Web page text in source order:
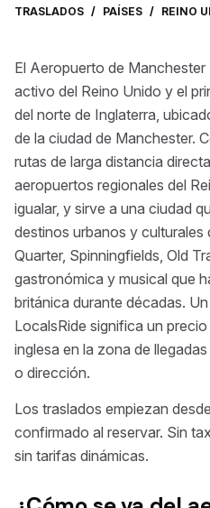
TRASLADOS / PAÍSES / REINO
El Aeropuerto de
activo del Reino Unido y el
del norte de Inglaterra,
de la ciudad de Manchester.
rutas de larga distancia
aeropuertos regionales del
igualar, y sirve a una ciudad
destinos urbanos y culturales
Quarter, Spinningfields, Old
gastronómica y musical que
británica durante décadas.
LocalsRide significa un
inglesa en la zona de
o dirección.
Los traslados empiezan desde
confirmado al reservar. Sin
sin tarifas dinámicas.